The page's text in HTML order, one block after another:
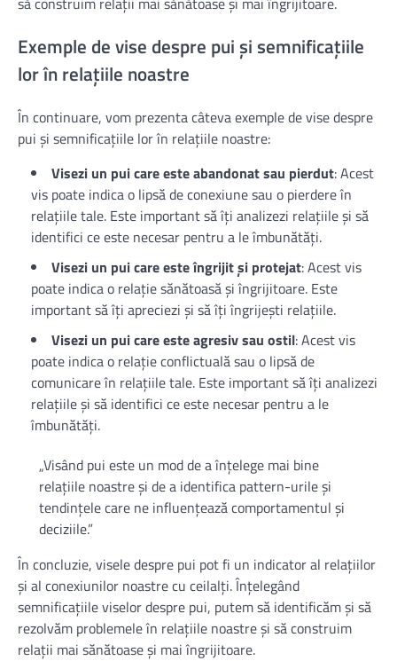
Exemple de vise despre pui și semnificațiile
lor în relațiile noastre
În continuare, vom prezenta câteva exemple de vise despre
pui și semnificațiile lor în relațiile noastre:
Visezi un pui care este abandonat sau pierdut: Acest
vis poate indica o lipsă de conexiune sau o pierdere în
relațiile tale. Este important să îți analizezi relațiile și să
identifici ce este necesar pentru a le îmbunătăți.
Visezi un pui care este îngrijit și protejat: Acest vis
poate indica o relație sănătoasă și îngrijitoare. Este
important să îți apreciezi și să îți îngrijești relațiile.
Visezi un pui care este agresiv sau ostil: Acest vis
poate indica o relație conflictuală sau o lipsă de
comunicare în relațiile tale. Este important să îți analizezi
relațiile și să identifici ce este necesar pentru a le
îmbunătăți.
„Visând pui este un mod de a înțelege mai bine
relațiile noastre și de a identifica pattern-urile și
tendințele care ne influențează comportamentul și
deciziile.”
În concluzie, visele despre pui pot fi un indicator al relațiilor
și al conexiunilor noastre cu ceilalți. Înțelegând
semnificațiile viselor despre pui, putem să identificăm și să
rezolvăm problemele în relațiile noastre și să construim
relații mai sănătoase și mai îngrijitoare.